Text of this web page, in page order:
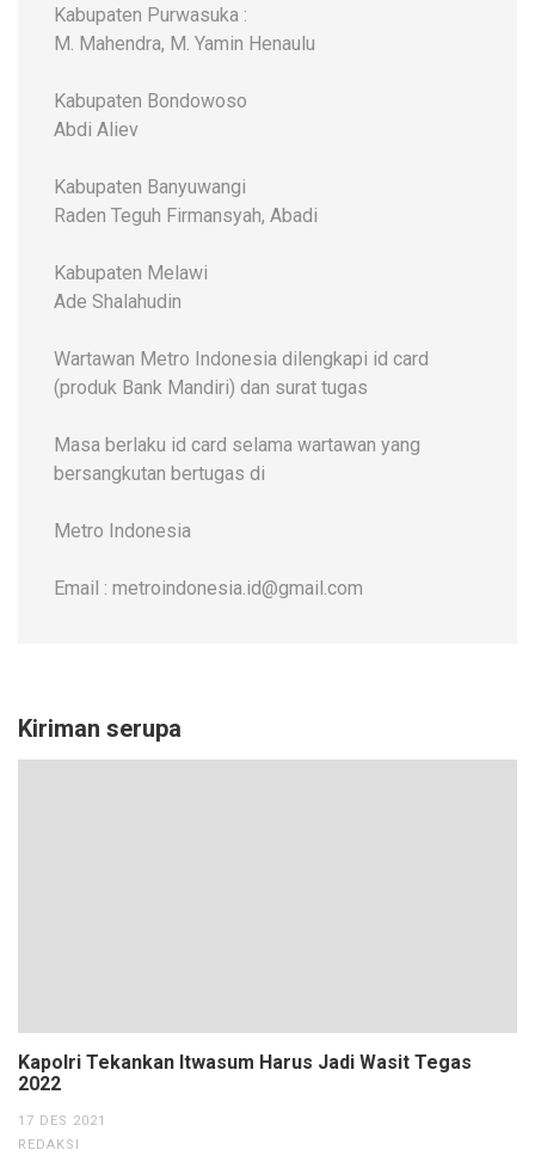
Kabupaten Purwasuka :
M. Mahendra, M. Yamin Henaulu
Kabupaten Bondowoso
Abdi Aliev
Kabupaten Banyuwangi
Raden Teguh Firmansyah, Abadi
Kabupaten Melawi
Ade Shalahudin
Wartawan Metro Indonesia dilengkapi id card
(produk Bank Mandiri) dan surat tugas
Masa berlaku id card selama wartawan yang
bersangkutan bertugas di
Metro Indonesia
Email : metroindonesia.id@gmail.com
Kiriman serupa
Kapolri Tekankan Itwasum Harus Jadi Wasit Tegas
2022
17 DES 2021
REDAKSI